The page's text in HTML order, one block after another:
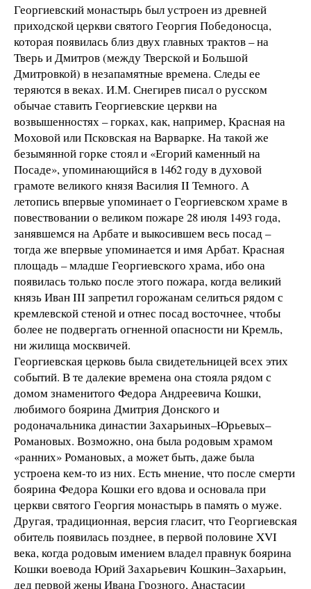
Георгиевский монастырь был устроен из древней
приходской церкви святого Георгия Победоносца,
которая появилась близ двух главных трактов – на
Тверь и Дмитров (между Тверской и Большой
Дмитровкой) в незапамятные времена. Следы ее
теряются в веках. И.М. Снегирев писал о русском
обычае ставить Георгиевские церкви на
возвышенностях – горках, как, например, Красная на
Моховой или Псковская на Варварке. На такой же
безымянной горке стоял и «Егорий каменный на
Посаде», упоминающийся в 1462 году в духовой
грамоте великого князя Василия II Темного. А
летопись впервые упоминает о Георгиевском храме в
повествовании о великом пожаре 28 июля 1493 года,
занявшемся на Арбате и выкосившем весь посад –
тогда же впервые упоминается и имя Арбат. Красная
площадь – младше Георгиевского храма, ибо она
появилась только после этого пожара, когда великий
князь Иван III запретил горожанам селиться рядом с
кремлевской стеной и отнес посад восточнее, чтобы
более не подвергать огненной опасности ни Кремль,
ни жилища москвичей.
Георгиевская церковь была свидетельницей всех этих
событий. В те далекие времена она стояла рядом с
домом знаменитого Федора Андреевича Кошки,
любимого боярина Дмитрия Донского и
родоначальника династии Захарьиных–Юрьевых–
Романовых. Возможно, она была родовым храмом
«ранних» Романовых, а может быть, даже была
устроена кем-то из них. Есть мнение, что после смерти
боярина Федора Кошки его вдова и основала при
церкви святого Георгия монастырь в память о муже.
Другая, традиционная, версия гласит, что Георгиевская
обитель появилась позднее, в первой половине XVI
века, когда родовым имением владел правнук боярина
Кошки воевода Юрий Захарьевич Кошкин–Захарьин,
дед первой жены Ивана Грозного, Анастасии